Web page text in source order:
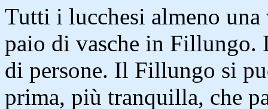
Tutti i lucchesi almeno
paio di vasche in Fillungo.
di persone. Il Fillungo si
prima, più tranquilla, che